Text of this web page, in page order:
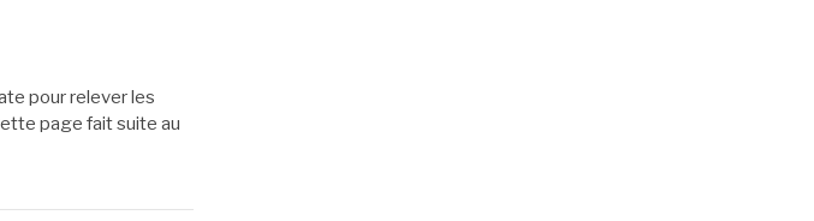
pour relever les
page fait suite au